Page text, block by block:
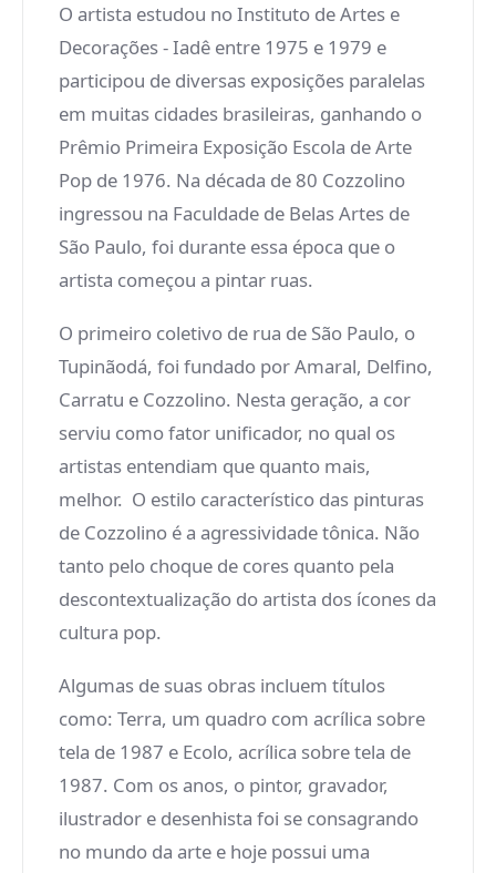
O artista estudou no Instituto de Artes e
Decorações - Iadê entre 1975 e 1979 e
participou de diversas exposições paralelas
em muitas cidades brasileiras, ganhando o
Prêmio Primeira Exposição Escola de Arte
Pop de 1976. Na década de 80 Cozzolino
ingressou na Faculdade de Belas Artes de
São Paulo, foi durante essa época que o
artista começou a pintar ruas.
O primeiro coletivo de rua de São Paulo, o
Tupinãodá, foi fundado por Amaral, Delfino,
Carratu e Cozzolino. Nesta geração, a cor
serviu como fator unificador, no qual os
artistas entendiam que quanto mais,
melhor. O estilo característico das pinturas
de Cozzolino é a agressividade tônica. Não
tanto pelo choque de cores quanto pela
descontextualização do artista dos ícones da
cultura pop.
Algumas de suas obras incluem títulos
como: Terra, um quadro com acrílica sobre
tela de 1987 e Ecolo, acrílica sobre tela de
1987. Com os anos, o pintor, gravador,
ilustrador e desenhista foi se consagrando
no mundo da arte e hoje possui uma